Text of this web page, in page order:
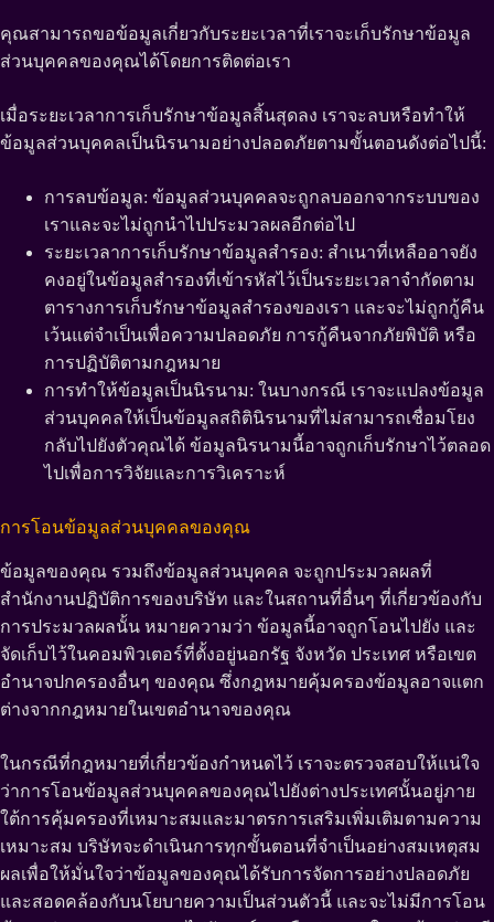
คุณสามารถขอข้อมูลเกี่ยวกับระยะเวลาที่เราจะเก็บรักษาข้อมูล
ส่วนบุคคลของคุณได้โดยการติดต่อเรา
เมื่อระยะเวลาการเก็บรักษาข้อมูลสิ้นสุดลง เราจะลบหรือทำให้
ข้อมูลส่วนบุคคลเป็นนิรนามอย่างปลอดภัยตามขั้นตอนดังต่อไปนี้:
การลบข้อมูล: ข้อมูลส่วนบุคคลจะถูกลบออกจากระบบของ
เราและจะไม่ถูกนำไปประมวลผลอีกต่อไป
ระยะเวลาการเก็บรักษาข้อมูลสำรอง: สำเนาที่เหลืออาจยัง
คงอยู่ในข้อมูลสำรองที่เข้ารหัสไว้เป็นระยะเวลาจำกัดตาม
ตารางการเก็บรักษาข้อมูลสำรองของเรา และจะไม่ถูกกู้คืน
เว้นแต่จำเป็นเพื่อความปลอดภัย การกู้คืนจากภัยพิบัติ หรือ
การปฏิบัติตามกฎหมาย
การทำให้ข้อมูลเป็นนิรนาม: ในบางกรณี เราจะแปลงข้อมูล
ส่วนบุคคลให้เป็นข้อมูลสถิตินิรนามที่ไม่สามารถเชื่อมโยง
กลับไปยังตัวคุณได้ ข้อมูลนิรนามนี้อาจถูกเก็บรักษาไว้ตลอด
ไปเพื่อการวิจัยและการวิเคราะห์
การโอนข้อมูลส่วนบุคคลของคุณ
ข้อมูลของคุณ รวมถึงข้อมูลส่วนบุคคล จะถูกประมวลผลที่
สำนักงานปฏิบัติการของบริษัท และในสถานที่อื่นๆ ที่เกี่ยวข้องกับ
การประมวลผลนั้น หมายความว่า ข้อมูลนี้อาจถูกโอนไปยัง และ
จัดเก็บไว้ในคอมพิวเตอร์ที่ตั้งอยู่นอกรัฐ จังหวัด ประเทศ หรือเขต
อำนาจปกครองอื่นๆ ของคุณ ซึ่งกฎหมายคุ้มครองข้อมูลอาจแตก
ต่างจากกฎหมายในเขตอำนาจของคุณ
ในกรณีที่กฎหมายที่เกี่ยวข้องกำหนดไว้ เราจะตรวจสอบให้แน่ใจ
ว่าการโอนข้อมูลส่วนบุคคลของคุณไปยังต่างประเทศนั้นอยู่ภาย
ใต้การคุ้มครองที่เหมาะสมและมาตรการเสริมเพิ่มเติมตามความ
เหมาะสม บริษัทจะดำเนินการทุกขั้นตอนที่จำเป็นอย่างสมเหตุสม
ผลเพื่อให้มั่นใจว่าข้อมูลของคุณได้รับการจัดการอย่างปลอดภัย
และสอดคล้องกับนโยบายความเป็นส่วนตัวนี้ และจะไม่มีการโอน